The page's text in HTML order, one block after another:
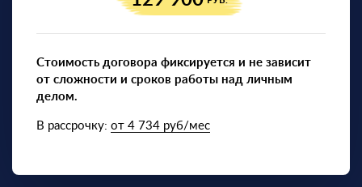
Стоимость договора фиксируется и не зависит
от сложности и сроков работы над личным
делом.
В рассрочку: от 4 734 руб/мес